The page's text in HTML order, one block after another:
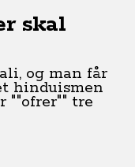
skal
og man får
hinduismen
""ofrer"" tre